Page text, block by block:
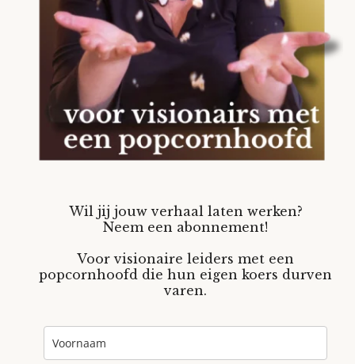
Wil jij jouw verhaal laten werken?
Neem een abonnement!
Voor visionaire leiders met een
popcornhoofd die hun eigen koers durven
varen.